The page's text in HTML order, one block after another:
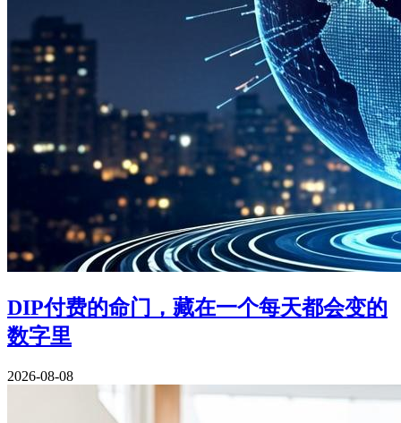
DIP付费的命门，藏在一个每天都会变的
数字里
2026-08-08